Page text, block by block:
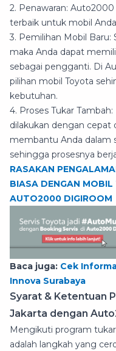
2. Penawaran:
terbaik untuk mobil
3. Pemilihan Mobil
maka Anda dapat
sebagai pengganti. Di
pilihan mobil Toyota
kebutuhan.
4. Proses Tukar
dilakukan dengan cepat
membantu Anda dalam
sehingga prosesnya
RASAKAN
BIASA DENGAN
AUTO2000 DIGIROOM
Baca juga: Cek
Innova Surabaya
Syarat & Ketentuan
Jakarta dengan
Mengikuti program
adalah langkah yang